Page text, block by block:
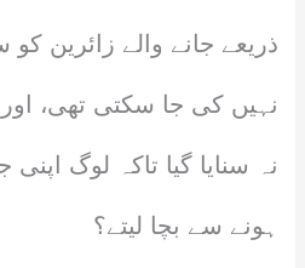
ذریعے جانے والے زائرین
نہیں کی جا سکتی تھی،
نہ سنایا گیا تاکہ لوگ
ہونے سے بچا لیتے؟